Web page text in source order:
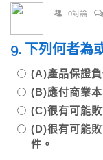
0討論
9. 下列何者為
(A)產品保證
(B)應付商業
(C)很有可能
(D)很有可能
件。